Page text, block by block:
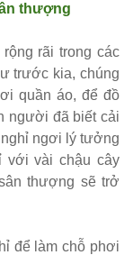
thượng
rãi trong các
trước kia, chúng
quần áo, để đồ
người đã biết cải
ngơi lý tưởng
với vài chậu cây
thượng sẽ trở
để làm chỗ phơi